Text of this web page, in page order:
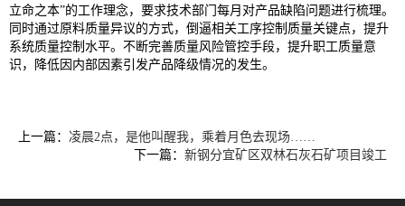
立命之本”的工作理念，要求技术部门每月对产品缺陷问题进行梳理。
同时通过原料质量异议的方式，倒逼相关工序控制质量关键点，提升
系统质量控制水平。不断完善质量风险管控手段，提升职工质量意
识，降低因内部因素引发产品降级情况的发生。
上一篇： 凌晨2点，是他叫醒我，乘着月色去现场……
下一篇： 新钢分宜矿区双林石灰石矿项目竣工